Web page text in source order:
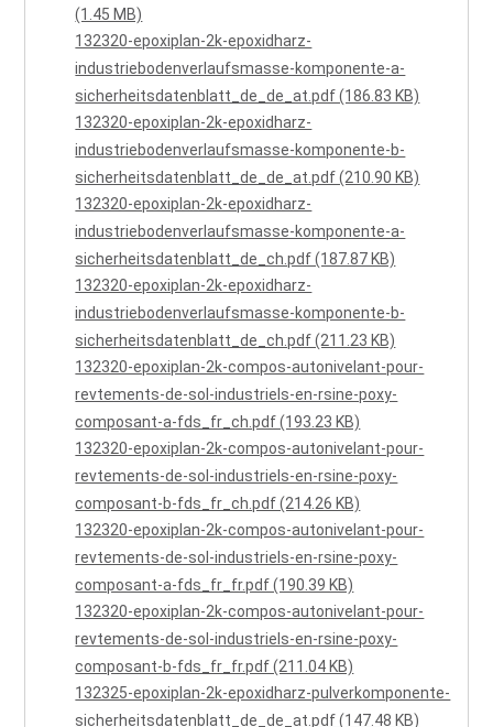
(1.45 MB)
132320-epoxiplan-2k-epoxidharz-
industriebodenverlaufsmasse-komponente-a-
sicherheitsdatenblatt_de_de_at.pdf (186.83 KB)
132320-epoxiplan-2k-epoxidharz-
industriebodenverlaufsmasse-komponente-b-
sicherheitsdatenblatt_de_de_at.pdf (210.90 KB)
132320-epoxiplan-2k-epoxidharz-
industriebodenverlaufsmasse-komponente-a-
sicherheitsdatenblatt_de_ch.pdf (187.87 KB)
132320-epoxiplan-2k-epoxidharz-
industriebodenverlaufsmasse-komponente-b-
sicherheitsdatenblatt_de_ch.pdf (211.23 KB)
132320-epoxiplan-2k-compos-autonivelant-pour-
revtements-de-sol-industriels-en-rsine-poxy-
composant-a-fds_fr_ch.pdf (193.23 KB)
132320-epoxiplan-2k-compos-autonivelant-pour-
revtements-de-sol-industriels-en-rsine-poxy-
composant-b-fds_fr_ch.pdf (214.26 KB)
132320-epoxiplan-2k-compos-autonivelant-pour-
revtements-de-sol-industriels-en-rsine-poxy-
composant-a-fds_fr_fr.pdf (190.39 KB)
132320-epoxiplan-2k-compos-autonivelant-pour-
revtements-de-sol-industriels-en-rsine-poxy-
composant-b-fds_fr_fr.pdf (211.04 KB)
132325-epoxiplan-2k-epoxidharz-pulverkomponente-
sicherheitsdatenblatt_de_de_at.pdf (147.48 KB)